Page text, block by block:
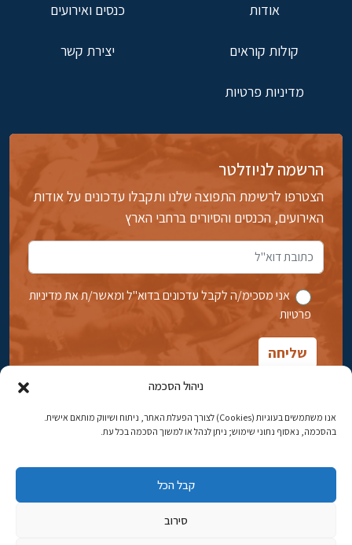
ניהול הסכמה
אנו משתמשים בעוגיות (Cookies) לצורך הפעלת האתר, ניתוח ושיווק מותאם אישית.
בהסכמה, נאסוף נתוני שימוש; ניתן לנהל או למשוך הסכמה בכל עת.
קבל הכל
סירוב
אודות כנסים ואירועים
קולות קוראים יצירת קשר
מדיניות פרטיות
הרשמה לניוזלטר
הצטרפו לרשימת התפוצה שלנו ותקבלו עדכונים על אודות
האירועים, הכנסים והסיורים ברחבי הארץ
אני מסכימ/ה לקבל עדכונים בדוא''ל ומאשר/ת את מדיניות
פרטיות
אבן גבירול 14, רחביה, ירושלים
טלפון:02-5398869
כתובת דוא"ל:najww2@ybz.org.il